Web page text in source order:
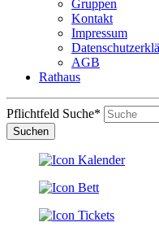
Gruppen
Kontakt
Impressum
AGB
Rathaus
Pflichtfeld Suche*
Suchen